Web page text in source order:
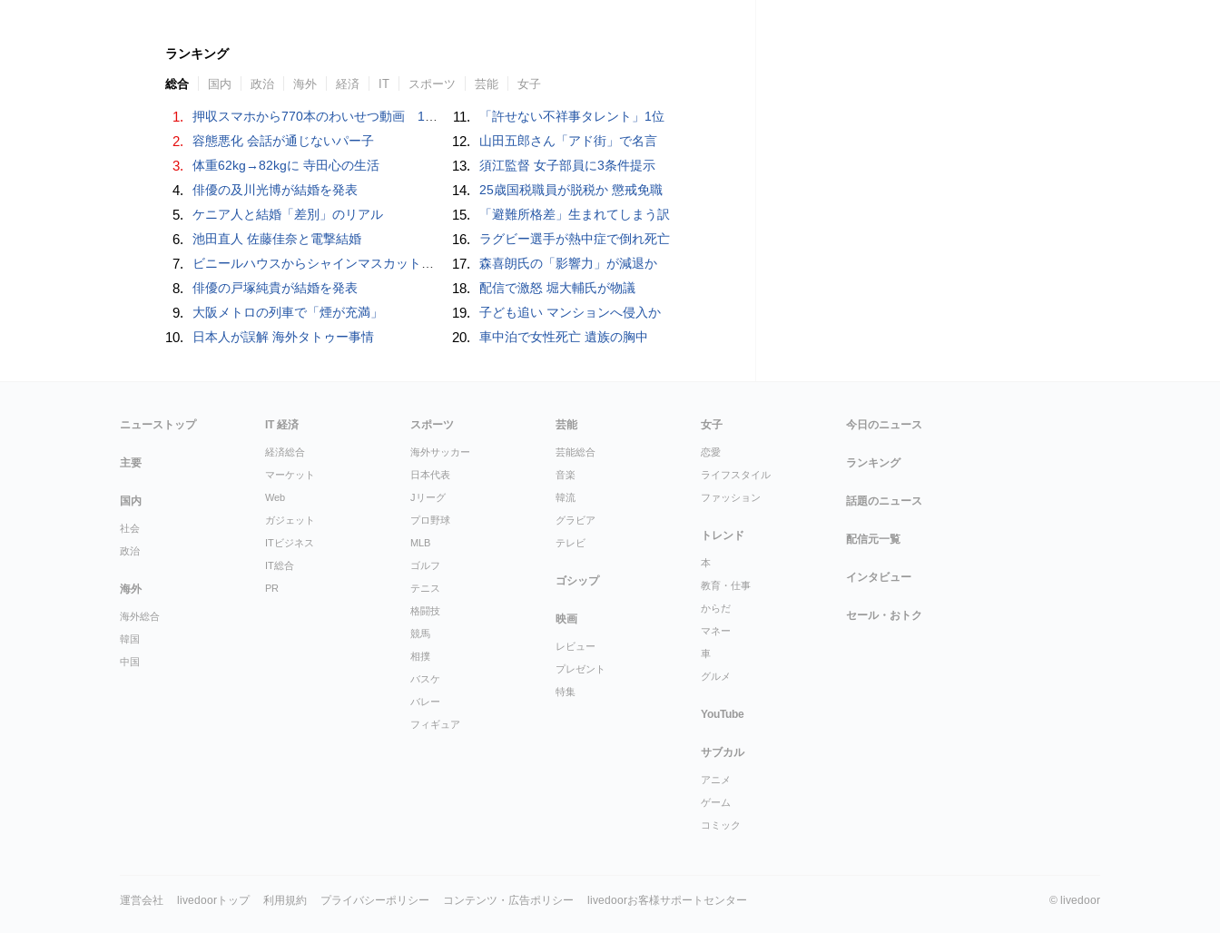
ランキング
総合 国内 政治 海外 経済 IT スポーツ 芸能 女子
1. 押収スマホから770本のわいせつ動画 15歳少女に酒と薬飲ませ性的暴行か 54歳男を再逮捕 「薬もありますよ」とSNSで誘い出し
2. 容態悪化 会話が通じないパー子
3. 体重62kg→82kgに 寺田心の生活
4. 俳優の及川光博が結婚を発表
5. ケニア人と結婚「差別」のリアル
6. 池田直人 佐藤佳奈と電撃結婚
7. ビニールハウスからシャインマスカット約200房を盗んだ疑い ネットで販売か 無職の男（42）逮捕 岡山県警
8. 俳優の戸塚純貴が結婚を発表
9. 大阪メトロの列車で「煙が充満」
10. 日本人が誤解 海外タトゥー事情
11. 「許せない不祥事タレント」1位
12. 山田五郎さん「アド街」で名言
13. 須江監督 女子部員に3条件提示
14. 25歳国税職員が脱税か 懲戒免職
15. 「避難所格差」生まれてしまう訳
16. ラグビー選手が熱中症で倒れ死亡
17. 森喜朗氏の「影響力」が減退か
18. 配信で激怒 堀大輔氏が物議
19. 子ども追い マンションへ侵入か
20. 車中泊で女性死亡 遺族の胸中
ニューストップ
主要
国内
社会
政治
海外
海外総合
韓国
中国
IT 経済
経済総合
マーケット
Web
ガジェット
ITビジネス
IT総合
PR
スポーツ
海外サッカー
日本代表
Jリーグ
プロ野球
MLB
ゴルフ
テニス
格闘技
競馬
相撲
バスケ
バレー
フィギュア
芸能
芸能総合
音楽
韓流
グラビア
テレビ
ゴシップ
映画
レビュー
プレゼント
特集
女子
恋愛
ライフスタイル
ファッション
トレンド
本
教育・仕事
からだ
マネー
車
グルメ
YouTube
サブカル
アニメ
ゲーム
コミック
今日のニュース
ランキング
話題のニュース
配信元一覧
インタビュー
セール・おトク
運営会社 livedoorトップ 利用規約 プライバシーポリシー コンテンツ・広告ポリシー livedoorお客様サポートセンター © livedoor